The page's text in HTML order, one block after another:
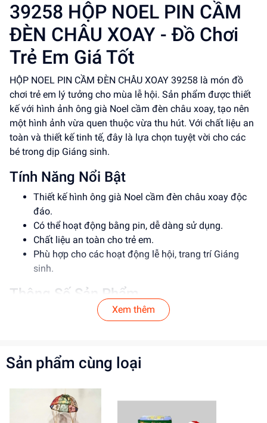
39258 HỘP NOEL PIN CẦM
ĐÈN CHÂU XOAY - Đồ Chơi
Trẻ Em Giá Tốt
HỘP NOEL PIN CẦM ĐÈN CHÂU XOAY 39258 là món đồ
chơi trẻ em lý tưởng cho mùa lễ hội. Sản phẩm được thiết
kế với hình ảnh ông già Noel cầm đèn châu xoay, tạo nên
một hình ảnh vừa quen thuộc vừa thu hút. Với chất liệu an
toàn và thiết kế tinh tế, đây là lựa chọn tuyệt vời cho các
bé trong dịp Giáng sinh.
Tính Năng Nổi Bật
Thiết kế hình ông già Noel cầm đèn châu xoay độc
đáo.
Có thể hoạt động bằng pin, dễ dàng sử dụng.
Chất liệu an toàn cho trẻ em.
Phù hợp cho các hoạt động lễ hội, trang trí Giáng
sinh.
Thông Số Sản Phẩm
Item No: 39258
Độ tuổi phù hợp: [Độ tuổi phù hợp]
Lắp pin vào sản phẩm theo đúng hướng dẫn.
Ấn nút để kích hoạt chức năng xoay của đèn.
Xem thêm
Sản phẩm cùng loại